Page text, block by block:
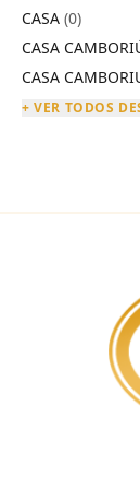
CASA (0)
CASA
CASA
+ VER TODOS